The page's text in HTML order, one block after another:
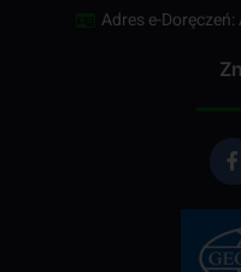
Adres e-